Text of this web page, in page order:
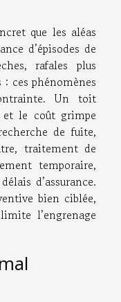
que les aléas
d’épisodes de
rafales plus
ces phénomènes
Un toit
le coût grimpe
de fuite,
traitement de
temporaire,
d’assurance.
bien ciblée,
l’engrenage